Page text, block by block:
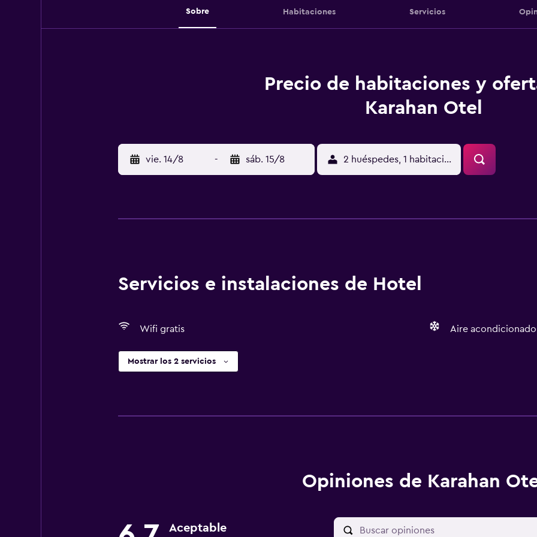
Sobre Habitaciones Servicios
Precio de habitaciones y
Karahan Otel
vie. 14/8 - sáb. 15/8 2 huéspedes, 1 habitación
Servicios e instalaciones de Hotel
Wifi gratis Aire acondicionado
Mostrar los 2 servicios
Opiniones de Karahan
Aceptable